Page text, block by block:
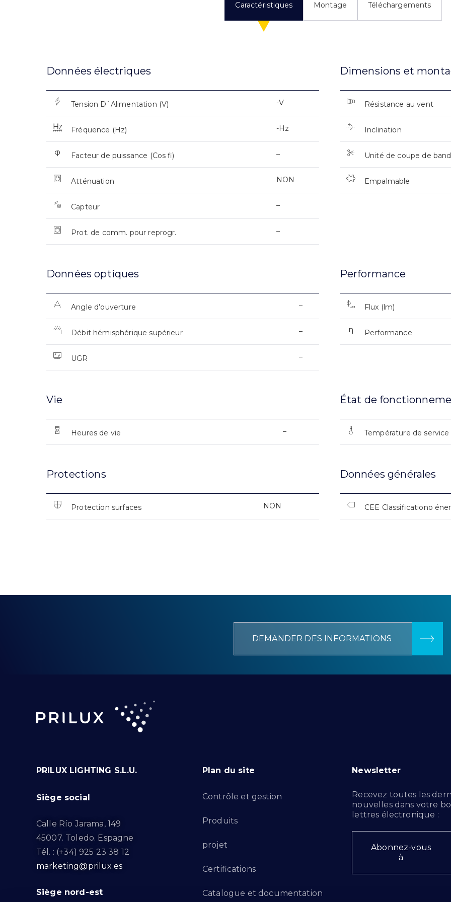
Caractéristiques Montage Téléchargements
Données électriques
Tension D`Alimentation (V) -V
Fréquence (Hz) -Hz
Facteur de puissance (Cos fi) –
Atténuation NON
Capteur –
Prot. de comm. pour reprogr. –
Dimensions et
Résistance au vent
Inclination
Unité de coupe de
Empalmable
Données optiques
Angle d’ouverture –
Débit hémisphérique supérieur –
UGR –
Performance
Flux (lm)
Performance
Vie
Heures de vie –
État de
Température de service
Protections
Protection surfaces NON
Données générales
CEE Classificationo
DEMANDER DES INFORMATIONS
PRILUX LIGHTING S.L.U.
Siège social
Calle Río Jarama, 149
45007. Toledo. Espagne
Tél. : (+34) 925 23 38 12
marketing@prilux.es
Siège nord-est
Plan du site
Contrôle et gestion
Produits
projet
Certifications
Catalogue et documentation
Newsletter
Recevez toutes les
nouvelles dans votre
lettres électronique :
Abonnez-vous
à